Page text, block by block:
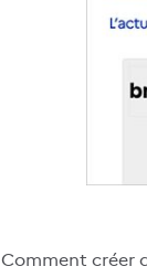
Comment créer